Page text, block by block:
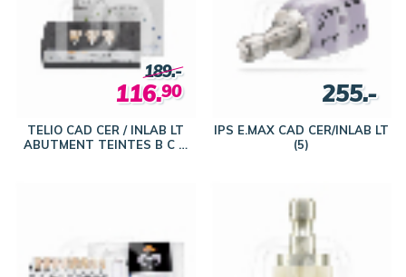
TELIO CAD CER / INLAB LT
ABUTMENT TEINTES B C D
189.-
116.90
IPS E.MAX CAD CER/INLAB LT
(5)
255.-